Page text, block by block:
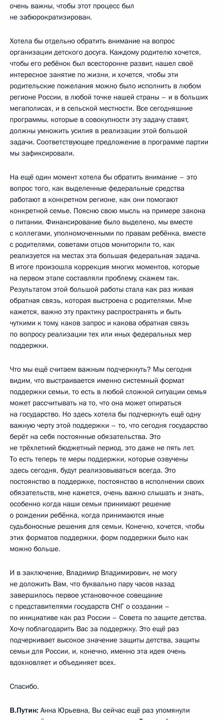
очень важны, чтобы этот процесс был
не забюрократизирован.
Хотела бы отдельно обратить внимание на вопрос
организации детского досуга. Каждому родителю хочется,
чтобы его ребёнок был всесторонне развит, нашел своё
интересное занятие по жизни, и хочется, чтобы эти
родительские пожелания можно было исполнить в любом
регионе России, в любой точке нашей страны – и в больших
мегаполисах, и в сельской местности. Все сегодняшние
программы, которые в совокупности эту задачу ставят,
должны умножить усилия в реализации этой большой
задачи. Соответствующее предложение в программе партии
мы зафиксировали.
На ещё один момент хотела бы обратить внимание – это
вопрос того, как выделенные федеральные средства
работают в конкретном регионе, как они помогают
конкретной семье. Поясню свою мысль на примере закона
о питании. Финансирование было выделено, мы вместе
с коллегами, уполномоченными по правам ребёнка, вместе
с родителями, советами отцов мониторили то, как
реализуется на местах эта большая федеральная задача.
В итоге произошла коррекция многих моментов, которые
на первом этапе составляли проблему, скажем так.
Результатом этой большой работы стала как раз живая
обратная связь, которая выстроена с родителями. Мне
кажется, важно эту практику распространять и быть
чуткими к тому, каков запрос и какова обратная связь
по вопросу реализации тех или иных федеральных мер
поддержки.
Что мы ещё считаем важным подчеркнуть? Мы сегодня
видим, что выстраивается именно системный формат
поддержки семьи, то есть в любой сложной ситуации семья
может рассчитывать на то, что она может опираться
на государство. Но здесь хотела бы подчеркнуть ещё одну
важную черту этой поддержки – то, что сегодня государство
берёт на себя постоянные обязательства. Это
не трёхлетний бюджетный период, это даже не пять лет.
То есть теперь те меры поддержки, которые озвучены
здесь сегодня, будут реализовываться всегда. Это
постоянство в поддержке, постоянство в исполнении своих
обязательств, мне кажется, очень важно слышать и знать,
особенно когда наши семьи принимают решение
о рождении ребёнка, когда принимаются иные
судьбоносные решения для семьи. Конечно, хочется, чтобы
этих форматов поддержки, форм поддержки было как
можно больше.
И в заключение, Владимир Владимирович, не могу
не доложить Вам, что буквально пару часов назад
завершилось первое установочное совещание
с представителями государств СНГ о создании –
по инициативе как раз России – Совета по защите детства.
Хочу поблагодарить Вас за поддержку. Это ещё раз
подчеркивает высокое значение защиты детства, защиты
семьи для России, и, конечно, именно эта идея очень
вдохновляет и объединяет всех.
Спасибо.
В.Путин: Анна Юрьевна, Вы сейчас ещё раз упомянули